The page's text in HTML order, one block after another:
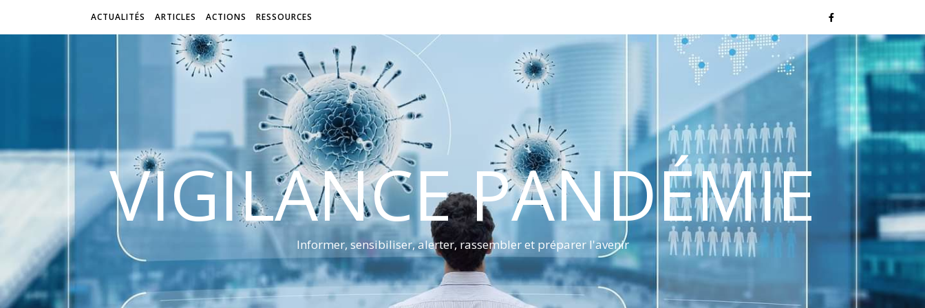
ACTUALITÉS ARTICLES ACTIONS RESSOURCES
VIGILANCE PANDÉMIE
Informer, sensibiliser, alerter, rassembler et préparer l'avenir